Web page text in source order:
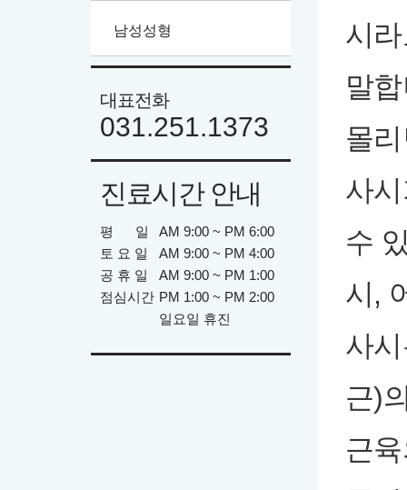
남성성형
대표전화
031.251.1373
진료시간 안내
평 일
AM 9:00 ~ PM 6:00
토 요 일
AM 9:00 ~ PM 4:00
공 휴 일
AM 9:00 ~ PM 1:00
점심시간 PM 1:00 ~ PM 2:00
일요일 휴진
시
말
몰
사
수
시,
사
근)
근